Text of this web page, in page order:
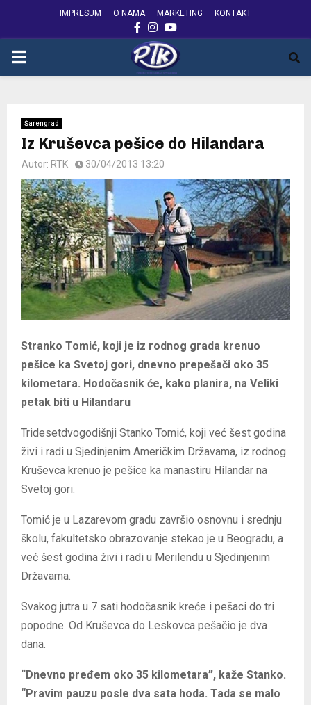
IMPRESUM O NAMA MARKETING KONTAKT
FACEBOOK
INSTAGRAM
YOUTUBE
PRIMARY
Šarengrad
Iz Kruševca pešice do Hilandara
Autor: RTK 30/04/2013 13:20
Stranko Tomić, koji je iz rodnog grada krenuo
pešice ka Svetoj gori, dnevno prepešači oko 35
kilometara. Hodočasnik će, kako planira, na Veliki
petak biti u Hilandaru
Tridesetdvogodišnji Stanko Tomić, koji već šest godina
živi i radi u Sjedinjenim Američkim Državama, iz rodnog
Kruševca krenuo je pešice ka manastiru Hilandar na
Svetoj gori.
Tomić je u Lazarevom gradu završio osnovnu i srednju
školu, fakultetsko obrazovanje stekao je u Beogradu, a
već šest godina živi i radi u Merilendu u Sjedinjenim
Državama.
Svakog jutra u 7 sati hodočasnik kreće i pešaci do tri
popodne. Od Kruševca do Leskovca pešačio je dva
dana.
“Dnevno pređem oko 35 kilometara”, kaže Stanko.
“Pravim pauzu posle dva sata hoda. Tada se malo